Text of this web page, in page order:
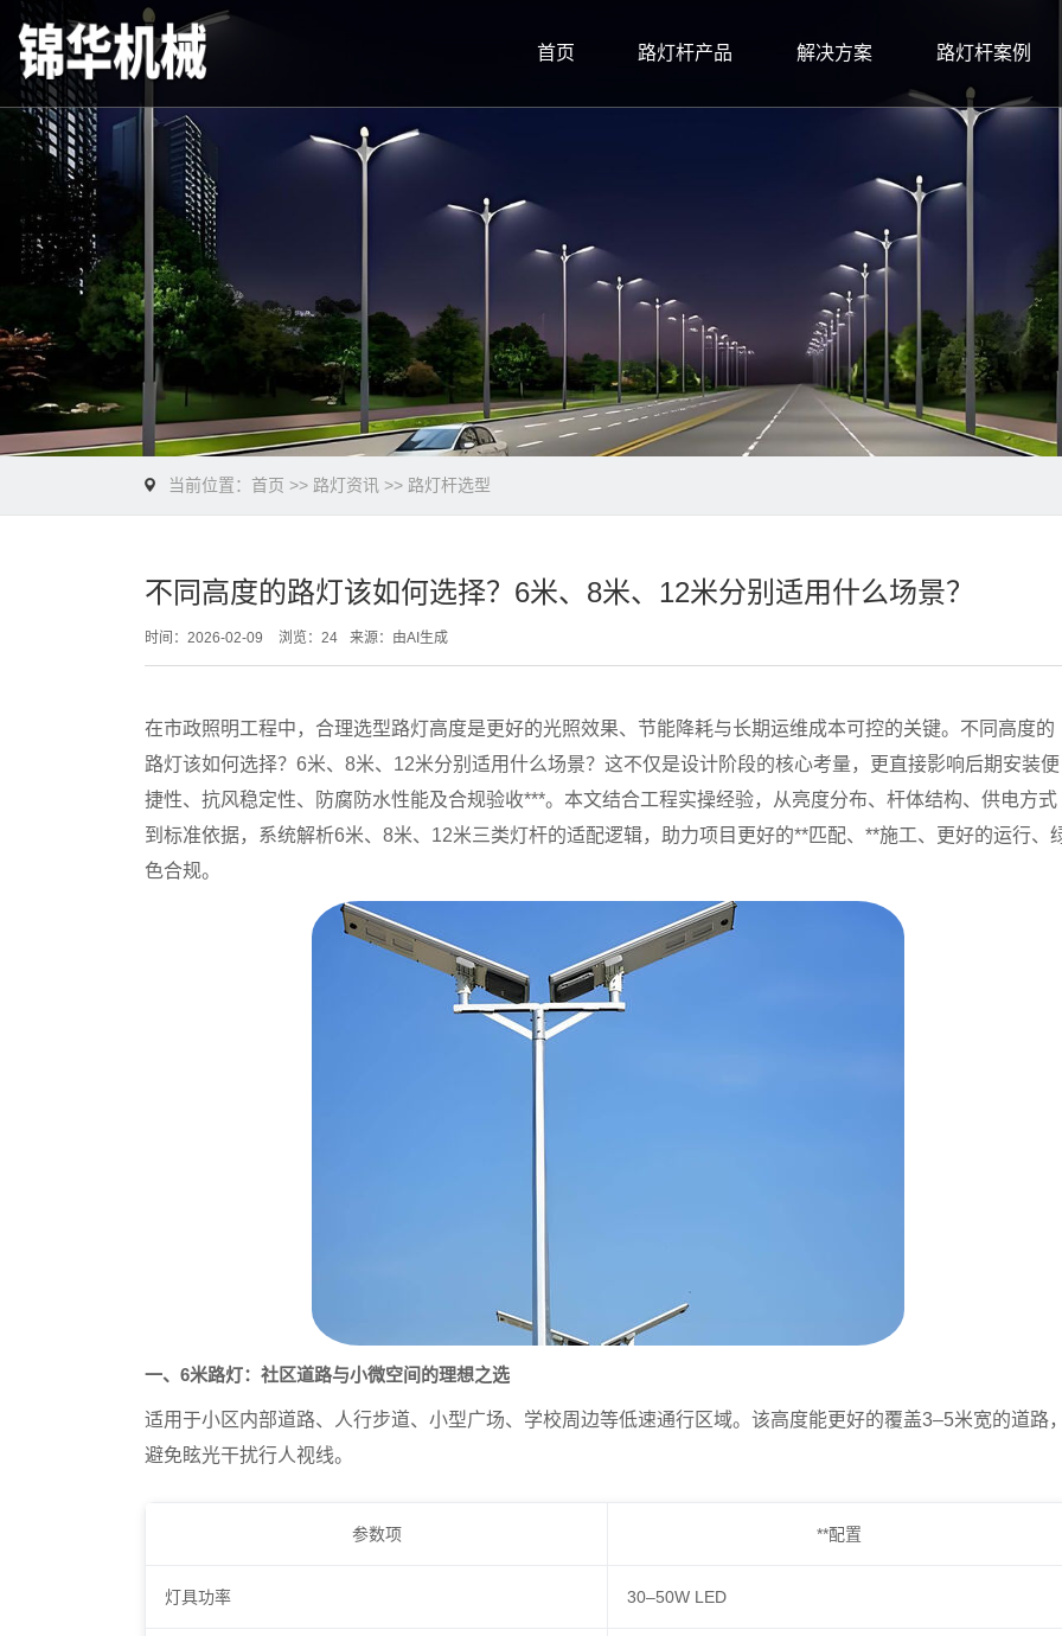
首页 路灯杆产品 解决方案 路灯杆案例
当前位置： 首页 >> 路灯资讯 >> 路灯杆选型
不同高度的路灯该如何选择？6米、8米、12米分别适用什么场景？
时间：2026-02-09 浏览：24 来源：由AI生成
在市政照明工程中，合理选型路灯高度是更好的光照效果、节能降耗与长期运维成本可控的关键。不同高度的
路灯该如何选择？6米、8米、12米分别适用什么场景？这不仅是设计阶段的核心考量，更直接影响后期安装便
捷性、抗风稳定性、防腐防水性能及合规验收***。本文结合工程实操经验，从亮度分布、杆体结构、供电方式
到标准依据，系统解析6米、8米、12米三类灯杆的适配逻辑，助力项目更好的**匹配、**施工、更好的运行、
色合规。
一、6米路灯：社区道路与小微空间的理想之选
适用于小区内部道路、人行步道、小型广场、学校周边等低速通行区域。该高度能更好的覆盖3–5米宽的道路
避免眩光干扰行人视线。
参数项 **配置
灯具功率 30–50W LED